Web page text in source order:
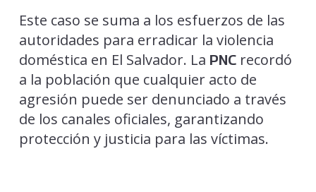
Este caso se suma a los esfuerzos de las
autoridades para erradicar la violencia
doméstica en El Salvador. La PNCrecordó
a la población que cualquier acto de
agresión puede ser denunciado a través
de los canales oficiales, garantizando
protección y justicia para las víctimas.